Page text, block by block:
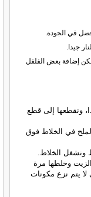
في الجودة.
جيدا.
إضافة بعض الفلفل
ونقطعها إلى قطع
في الخلاط فوق
ونشغل الخلاط.
وخلطها مرة
يتم نزع مكونات